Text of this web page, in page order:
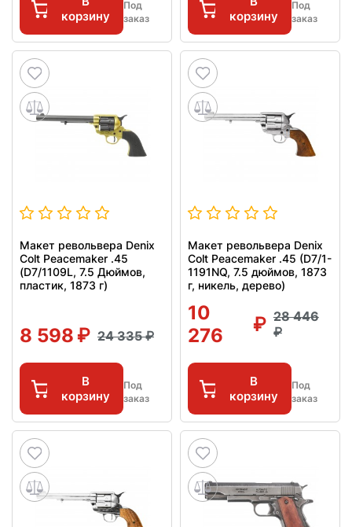
корзину
Под
заказ
корзину
Под
заказ
Макет револьвера Denix
Colt Peacemaker .45
(D7/1109L, 7.5 Дюймов,
пластик, 1873 г)
8 598 24 335
В
корзину
Под
заказ
Макет револьвера Denix
Colt Peacemaker .45 (D7/1-
1191NQ, 7.5 дюймов, 1873
г, никель, дерево)
10
276
28 446
В
корзину
Под
заказ